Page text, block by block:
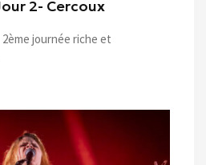
2- Cercoux
journée riche et